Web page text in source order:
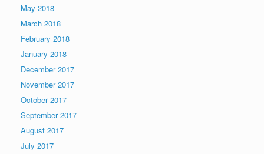
May 2018
March 2018
February 2018
January 2018
December 2017
November 2017
October 2017
September 2017
August 2017
July 2017